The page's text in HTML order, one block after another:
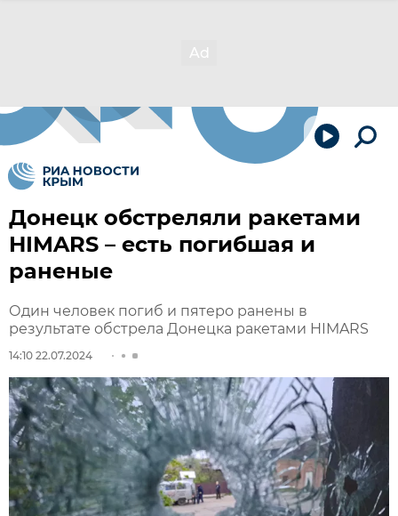
Донецк обстреляли ракетами
HIMARS – есть погибшая и
раненые
Один человек погиб и пятеро ранены в
результате обстрела Донецка ракетами HIMARS
14:10 22.07.2024